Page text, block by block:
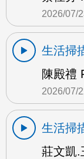
2026/07/
生活掃
陳殿禮
2026/07/
生活掃
莊文凱.